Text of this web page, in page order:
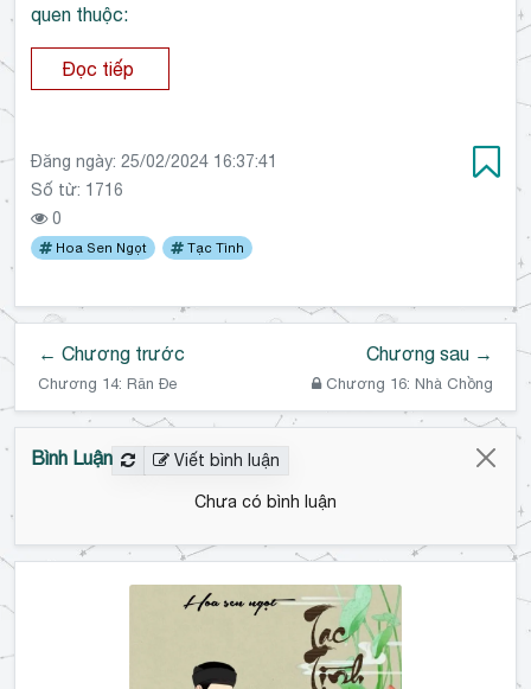
quen thuộc:
Đọc tiếp
Đăng ngày: 25/02/2024 16:37:41
Số từ: 1716
0
Hoa Sen Ngọt Tạc Tình
← Chương trước
Chương 14: Răn Đe
Chương sau →
Chương 16: Nhà Chồng
Bình Luận Viết bình luận
Chưa có bình luận